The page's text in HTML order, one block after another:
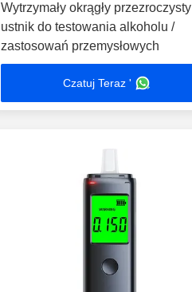
Wytrzymały okrągły przezroczysty
ustnik do testowania alkoholu /
zastosowań przemysłowych
Czatuj Teraz '